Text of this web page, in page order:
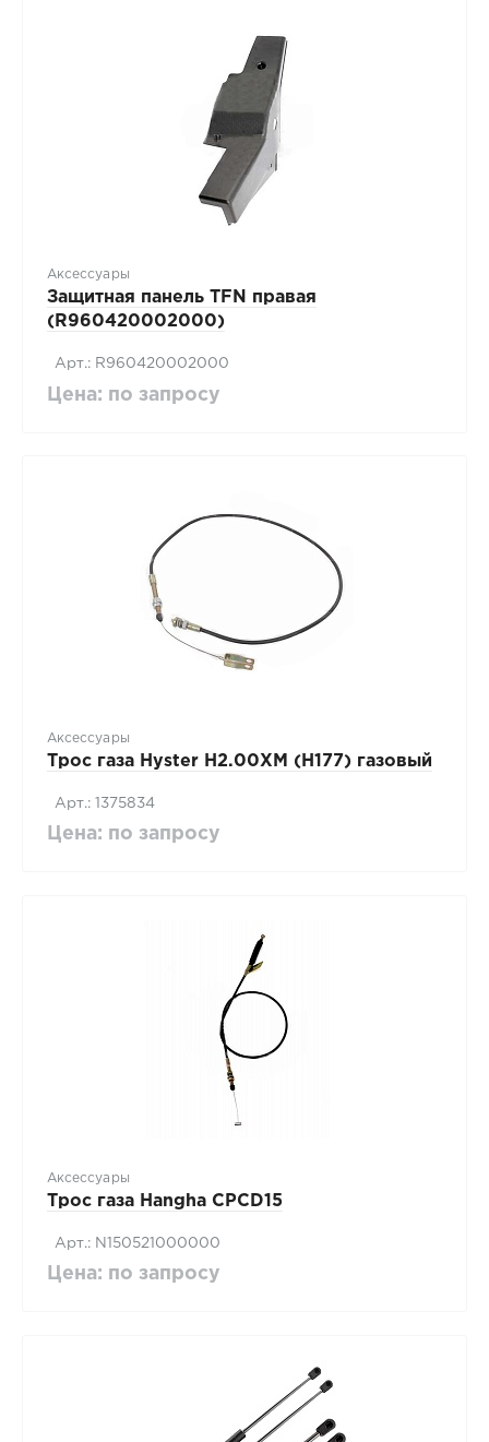
Аксессуары
Защитная панель TFN правая
(R960420002000)
Арт.: R960420002000
Цена: по запросу
Аксессуары
Трос газа Hyster H2.00XM (H177) газовый
Арт.: 1375834
Цена: по запросу
Аксессуары
Трос газа Hangha CPCD15
Арт.: N150521000000
Цена: по запросу